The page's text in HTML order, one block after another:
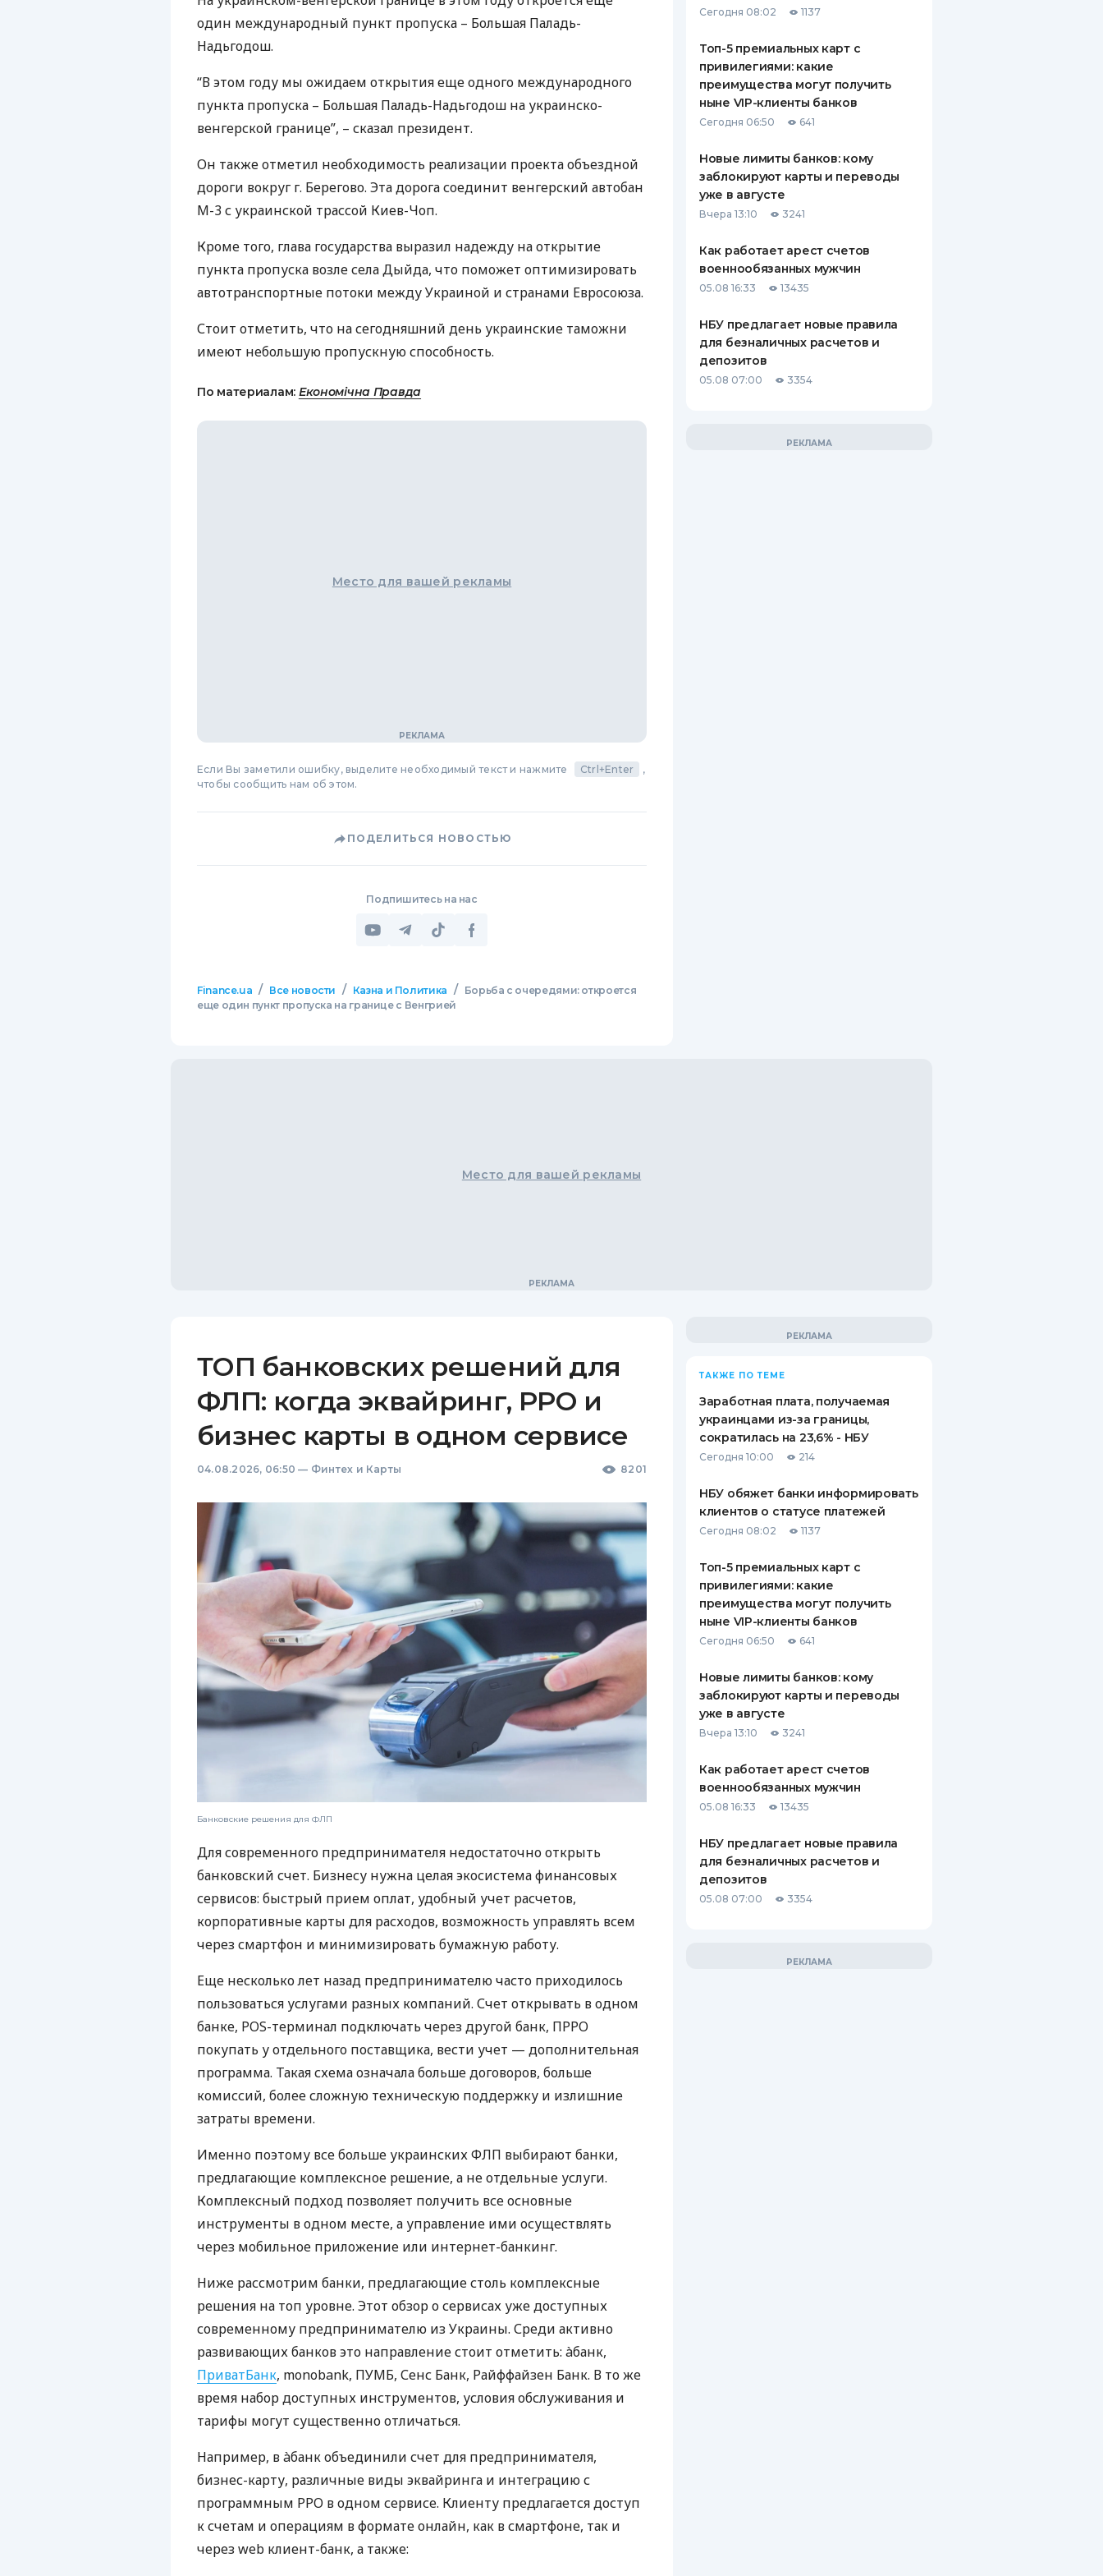
ЕЖЕМЕСЯЧНЫЙ ОБЗОР
БАНКОВСКИМ КАРТАМ
ВСЕ СТРАХОВЫЕ ПОЛИСЫ
СТРАХОВЫЕ КОМПАНИИ
КОМПАНИЯХ
КОНТАКТЫ
один международный пункт пропуска – Большая Паладь-
Надьгодош.
“В этом году мы ожидаем открытия еще одного международного
пункта пропуска – Большая Паладь-Надьгодош на украинско-
венгерской границе”, – сказал президент.
Он также отметил необходимость реализации проекта объездной
дороги вокруг г. Берегово. Эта дорога соединит венгерский автобан
М-3 с украинской трассой Киев-Чоп.
Кроме того, глава государства выразил надежду на открытие
пункта пропуска возле села Дыйда, что поможет оптимизировать
автотранспортные потоки между Украиной и странами Евросоюза.
Стоит отметить, что на сегодняшний день украинские таможни
имеют небольшую пропускную способность.
По материалам: Економічна Правда
Место для вашей рекламы
Если Вы заметили ошибку, выделите необходимый текст и нажмите Ctrl+Enter
,
чтобы сообщить нам об этом.
ПОДЕЛИТЬСЯ НОВОСТЬЮ
Подпишитесь на нас
Finance.ua / Все новости / Казна и Политика /
Борьба с очередями: откроется
еще один пункт пропуска на границе с Венгрией
Сегодня 08:02 1137
Топ-5 премиальных карт с
привилегиями: какие
преимущества могут получить
ныне VIP-клиенты банков
Сегодня 06:50 641
Новые лимиты банков: кому
заблокируют карты и переводы
уже в августе
Вчера 13:10 3241
Как работает арест счетов
военнообязанных мужчин
05.08 16:33 13435
НБУ предлагает новые правила
для безналичных расчетов и
депозитов
05.08 07:00 3354
Место для вашей рекламы
ТОП банковских решений для
ФЛП: когда эквайринг, РРО и
бизнес карты в одном сервисе
04.08.2026, 06:50 — Финтех и Карты 8201
Банковские решения для ФЛП
Для современного предпринимателя недостаточно открыть
банковский счет. Бизнесу нужна целая экосистема финансовых
сервисов: быстрый прием оплат, удобный учет расчетов,
корпоративные карты для расходов, возможность управлять всем
через смартфон и минимизировать бумажную работу.
Еще несколько лет назад предпринимателю часто приходилось
пользоваться услугами разных компаний. Счет открывать в одном
банке, POS-терминал подключать через другой банк, ПРРО
покупать у отдельного поставщика, вести учет — дополнительная
программа. Такая схема означала больше договоров, больше
комиссий, более сложную техническую поддержку и излишние
затраты времени.
Именно поэтому все больше украинских ФЛП выбирают банки,
предлагающие комплексное решение, а не отдельные услуги.
Комплексный подход позволяет получить все основные
инструменты в одном месте, а управление ими осуществлять
через мобильное приложение или интернет-банкинг.
Ниже рассмотрим банки, предлагающие столь комплексные
решения на топ уровне. Этот обзор о сервисах уже доступных
современному предпринимателю из Украины. Среди активно
развивающих банков это направление стоит отметить: àбанк,
ПриватБанк, monobank, ПУМБ, Сенс Банк, Райффайзен Банк. В то же
время набор доступных инструментов, условия обслуживания и
тарифы могут существенно отличаться.
Например, в àбанк объединили счет для предпринимателя,
бизнес-карту, различные виды эквайринга и интеграцию с
программным РРО в одном сервисе. Клиенту предлагается доступ
к счетам и операциям в формате онлайн, как в смартфоне, так и
через web клиент-банк, а также:
ТАКЖЕ ПО ТЕМЕ
Заработная плата, получаемая
украинцами из-за границы,
сократилась на 23,6% - НБУ
Сегодня 10:00 214
НБУ обяжет банки информировать
клиентов о статусе платежей
Сегодня 08:02 1137
Топ-5 премиальных карт с
привилегиями: какие
преимущества могут получить
ныне VIP-клиенты банков
Сегодня 06:50 641
Новые лимиты банков: кому
заблокируют карты и переводы
уже в августе
Вчера 13:10 3241
Как работает арест счетов
военнообязанных мужчин
05.08 16:33 13435
НБУ предлагает новые правила
для безналичных расчетов и
депозитов
05.08 07:00 3354